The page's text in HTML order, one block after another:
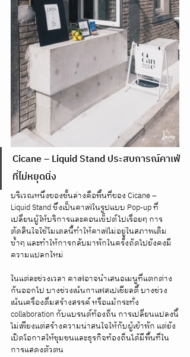
Cicane – Liquid Stand ประสบการณ์คาเฟ่
ที่ไม่หยุดนิ่ง
บริเวณหนึ่งของชั้นล่างคือพื้นที่ของ Cicane –
Liquid Stand ซึ่งเป็นคาเฟ่ในรูปแบบ Pop-up ที่
เปลี่ยนผู้ให้บริการและคอนเซ็ปต์ไปเรื่อยๆ การ
ตัดสินใจใช้โมเดลนี้ทำให้คาเฟ่ไม่อยู่ในสภาพเดิม
ซ้ำๆ และทำให้การกลับมาพักในครั้งถัดไปยังคงมี
ความแปลกใหม่
ในแต่ละช่วงเวลา คาเฟ่อาจนำเสนอเมนูที่แตกต่าง
กันออกไป บางช่วงเน้นกาแฟสเปเชียลตี้ บางช่วง
เน้นเครื่องดื่มสร้างสรรค์ หรือแม้กระทั่ง
collaboration กับแบรนด์ท้องถิ่น การเปลี่ยนแปลงนี้
ไม่เพียงแต่สร้างความน่าสนใจให้กับผู้เข้าพัก แต่ยัง
เปิดโอกาสให้ชุมชนและธุรกิจท้องถิ่นได้มีพื้นที่ใน
การแสดงตัวตน